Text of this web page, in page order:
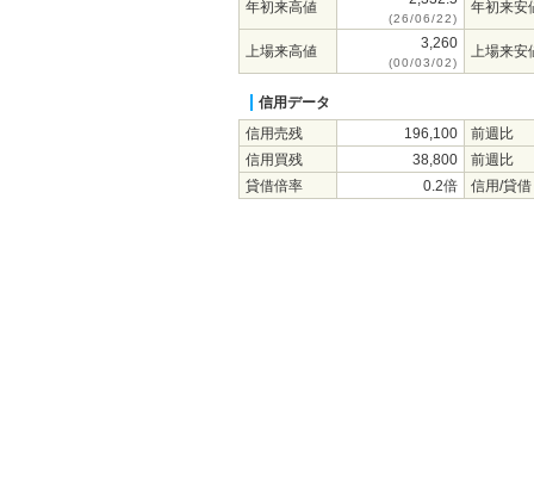
年初来高値
(26/06/22)
年初来安
上場来高値 3,260
(00/03/02)
上場来安
信用データ
信用売残
196,100
前週比
信用買残
38,800
前週比
貸借倍率
0.2倍 信用/貸借